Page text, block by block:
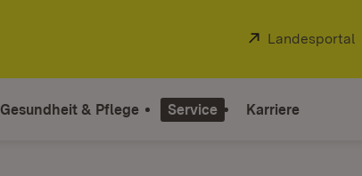
Extern:
Landesportal
Gesundheit & Pflege Service Karriere